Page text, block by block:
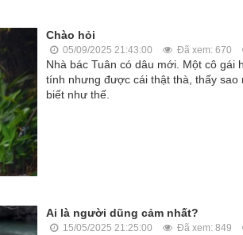
Chào hỏi
05/09/2025 21:43:00 Đã xem: 670
Nhà bác Tuân có dâu mới. Một cô gái
tính nhưng được cái thật thà, thấy
biết như thế.
Ai là người dũng cảm nhất?
15/05/2025 21:25:00 Đã xem: 849